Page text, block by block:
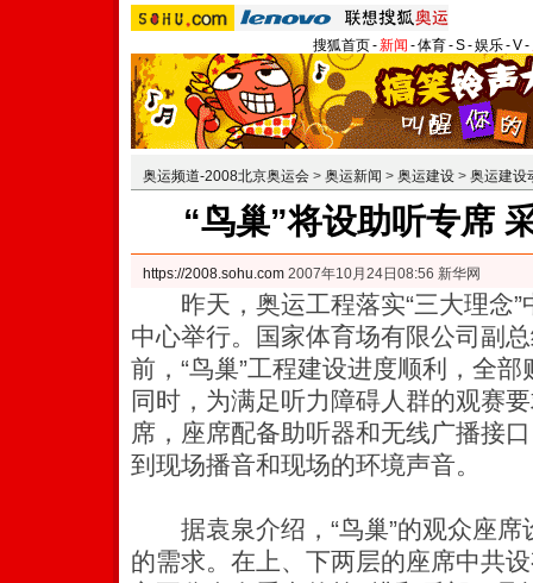
搜狐首页-新闻 -体育-S-娱乐-V-
奥运频道-2008北京奥运会 > 奥运新闻 > 奥运建设 > 奥运建设
“鸟巢”将设助听专席
https://2008.sohu.com 2007年10月24日08:56 新华网
昨天，奥运工程落实“三大理念”
中心举行。国家体育场有限公司副
前，“鸟巢”工程建设进度顺利，全
同时，为满足听力障碍人群的观赛
席，座席配备助听器和无线广播接
到现场播音和现场的环境声音。
据袁泉介绍，“鸟巢”的观众座席
的需求。在上、下两层的座席中共